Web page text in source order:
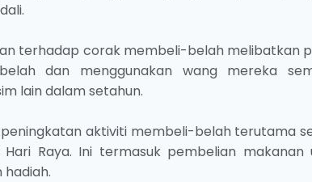
terhadap corak membeli-belah melibatkan
dan menggunakan wang mereka
lain dalam setahun.
aktiviti membeli-belah terutama
Raya. Ini termasuk pembelian makanan
hadiah.